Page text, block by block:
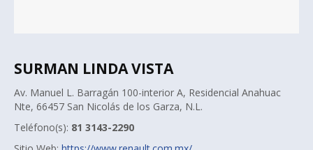
SURMAN LINDA VISTA
Av. Manuel L. Barragán 100-interior A, Residencial Anahuac
Nte, 66457 San Nicolás de los Garza, N.L.
Teléfono(s): 81 3143-2290